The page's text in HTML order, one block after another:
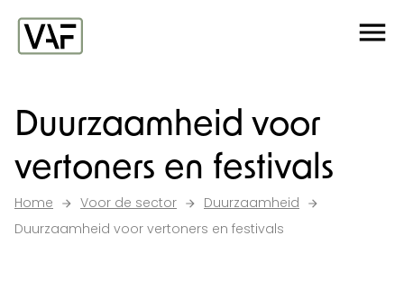
Ga verder naar de inhoud
Duurzaamheid voor
vertoners en festivals
Home Voor de sector
Duurzaamheid
Duurzaamheid voor vertoners en festivals